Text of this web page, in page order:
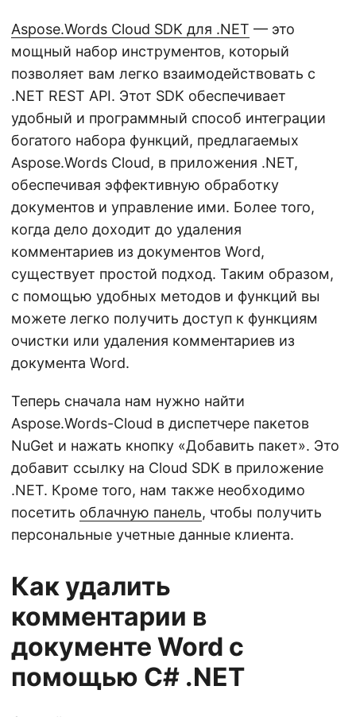
Aspose.Words Cloud SDK для .NET — это
мощный набор инструментов, который
позволяет вам легко взаимодействовать с
.NET REST API. Этот SDK обеспечивает
удобный и программный способ интеграции
богатого набора функций, предлагаемых
Aspose.Words Cloud, в приложения .NET,
обеспечивая эффективную обработку
документов и управление ими. Более того,
когда дело доходит до удаления
комментариев из документов Word,
существует простой подход. Таким образом,
с помощью удобных методов и функций вы
можете легко получить доступ к функциям
очистки или удаления комментариев из
документа Word.
Теперь сначала нам нужно найти
Aspose.Words-Cloud в диспетчере пакетов
NuGet и нажать кнопку «Добавить пакет». Это
добавит ссылку на Cloud SDK в приложение
.NET. Кроме того, нам также необходимо
посетить облачную панель, чтобы получить
персональные учетные данные клиента.
Как удалить
комментарии в
документе Word с
помощью C# .NET